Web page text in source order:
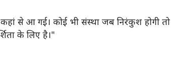
से आ गई। कोई भी संस्था जब निरंकुश होगी
के लिए है।"